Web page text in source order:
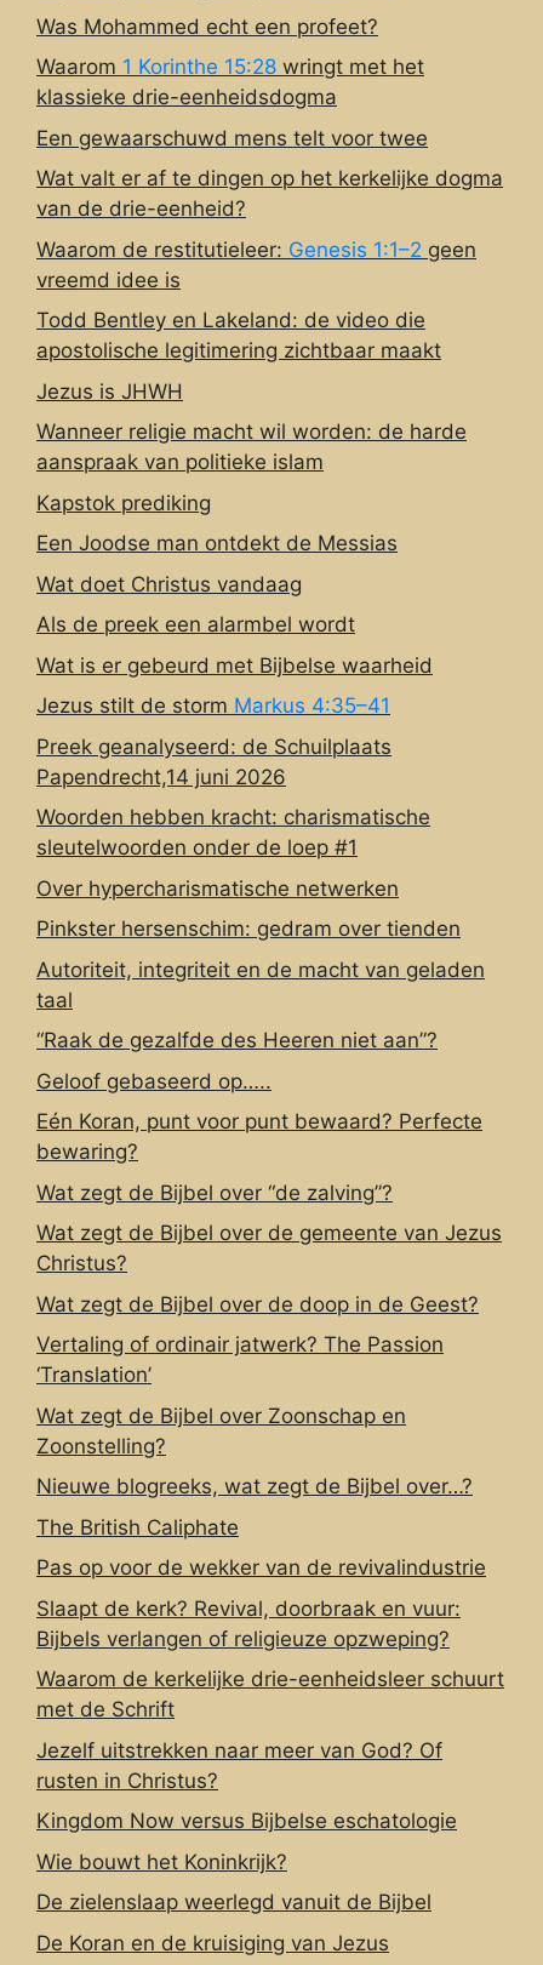
Was Mohammed echt een profeet?
Waarom 1 Korinthe 15:28 wringt met het
klassieke drie-eenheidsdogma
Een gewaarschuwd mens telt voor twee
Wat valt er af te dingen op het kerkelijke dogma
van de drie-eenheid?
Waarom de restitutieleer: Genesis 1:1–2 geen
vreemd idee is
Todd Bentley en Lakeland: de video die
apostolische legitimering zichtbaar maakt
Jezus is JHWH
Wanneer religie macht wil worden: de harde
aanspraak van politieke islam
Kapstok prediking
Een Joodse man ontdekt de Messias
Wat doet Christus vandaag
Als de preek een alarmbel wordt
Wat is er gebeurd met Bijbelse waarheid
Jezus stilt de storm Markus 4:35–41
Preek geanalyseerd: de Schuilplaats
Papendrecht,14 juni 2026
Woorden hebben kracht: charismatische
sleutelwoorden onder de loep #1
Over hypercharismatische netwerken
Pinkster hersenschim: gedram over tienden
Autoriteit, integriteit en de macht van geladen
taal
“Raak de gezalfde des Heeren niet aan”?
Geloof gebaseerd op…..
Eén Koran, punt voor punt bewaard? Perfecte
bewaring?
Wat zegt de Bijbel over “de zalving”?
Wat zegt de Bijbel over de gemeente van Jezus
Christus?
Wat zegt de Bijbel over de doop in de Geest?
Vertaling of ordinair jatwerk? The Passion
‘Translation’
Wat zegt de Bijbel over Zoonschap en
Zoonstelling?
Nieuwe blogreeks, wat zegt de Bijbel over…?
The British Caliphate
Pas op voor de wekker van de revivalindustrie
Slaapt de kerk? Revival, doorbraak en vuur:
Bijbels verlangen of religieuze opzweping?
Waarom de kerkelijke drie-eenheidsleer schuurt
met de Schrift
Jezelf uitstrekken naar meer van God? Of
rusten in Christus?
Kingdom Now versus Bijbelse eschatologie
Wie bouwt het Koninkrijk?
De zielenslaap weerlegd vanuit de Bijbel
De Koran en de kruisiging van Jezus